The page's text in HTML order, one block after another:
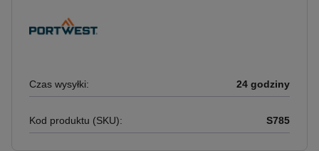
Czas wysyłki: 24 godziny
Kod produktu (SKU): S785